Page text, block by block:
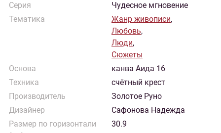
Серия
Чудесное мгновение
Тематика
Жанр живописи,
Любовь,
Люди,
Сюжеты
Основа
канва Аида 16
Техника
счётный крест
Производитель
Золотое Руно
Дизайнер
Сафонова Надежда
Размер по горизонтали
30.9